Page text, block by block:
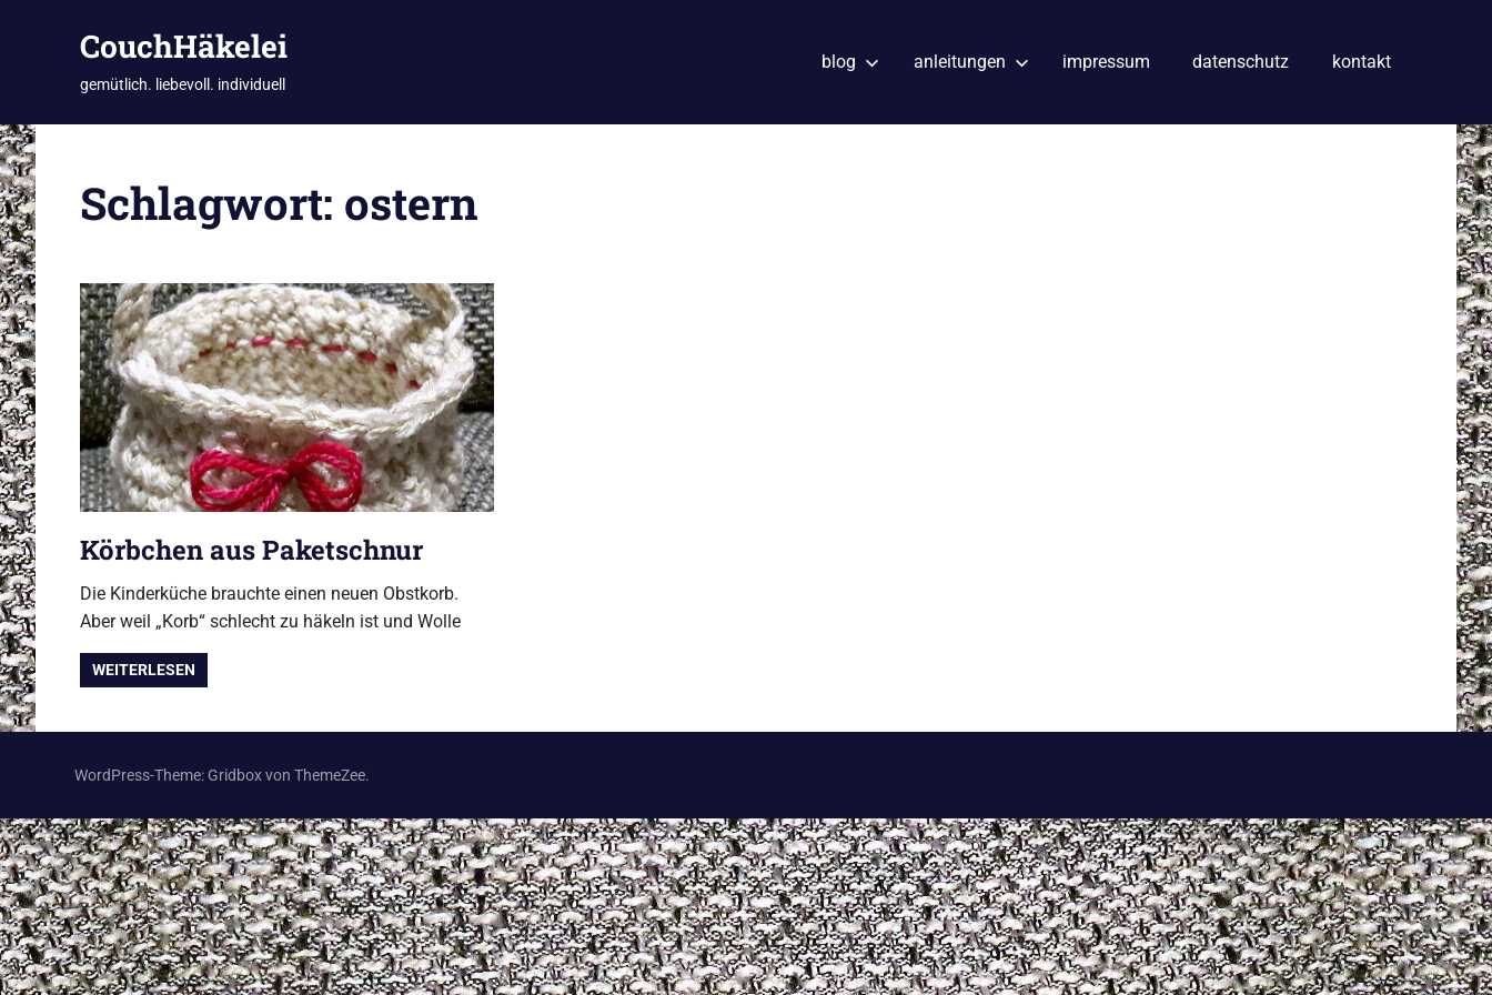
Zum
Inhalt
springen
CouchHäkelei
gemütlich. liebevoll. individuell
blog anleitungen impressum datenschutz kontakt
Schlagwort: ostern
Körbchen aus Paketschnur
Die Kinderküche brauchte einen neuen Obstkorb.
Aber weil „Korb“ schlecht zu häkeln ist und Wolle
WEITERLESEN
WordPress-Theme: Gridbox von ThemeZee.